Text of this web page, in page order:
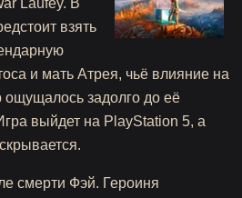
Laufey. В
взять
и мать Атрея, чьё влияние на
ощущалось задолго до её
выйдет на PlayStation 5, а
смерти Фэй. Героиня